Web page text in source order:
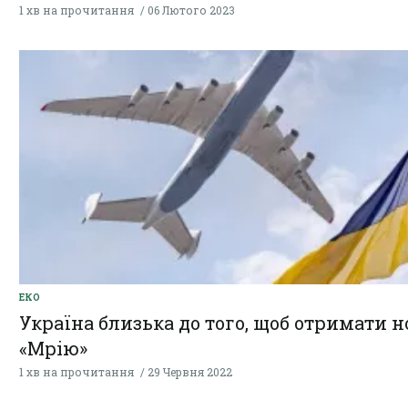
1 хв на прочитання 06 Лютого 2023
ЕКО
Україна близька до того, щоб отримати
«Мрію»
1 хв на прочитання 29 Червня 2022